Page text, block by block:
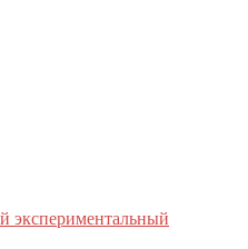
экспериментальный